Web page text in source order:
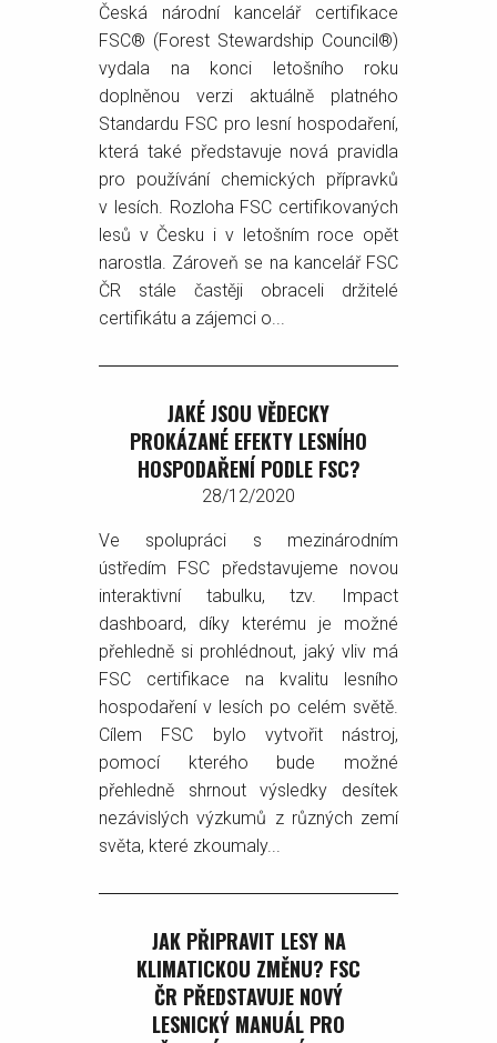
Česká národní kancelář certifikace
FSC® (Forest Stewardship Council®)
vydala na konci letošního roku
doplněnou verzi aktuálně platného
Standardu FSC pro lesní hospodaření,
která také představuje nová pravidla
pro používání chemických přípravků
v lesích. Rozloha FSC certifikovaných
lesů v Česku i v letošním roce opět
narostla. Zároveň se na kancelář FSC
ČR stále častěji obraceli držitelé
certifikátu a zájemci o...
JAKÉ JSOU VĚDECKY
PROKÁZANÉ EFEKTY LESNÍHO
HOSPODAŘENÍ PODLE FSC?
28/12/2020
Ve spolupráci s mezinárodním
ústředím FSC představujeme novou
interaktivní tabulku, tzv. Impact
dashboard, díky kterému je možné
přehledně si prohlédnout, jaký vliv má
FSC certifikace na kvalitu lesního
hospodaření v lesích po celém světě.
Cílem FSC bylo vytvořit nástroj,
pomocí kterého bude možné
přehledně shrnout výsledky desítek
nezávislých výzkumů z různých zemí
světa, které zkoumaly...
JAK PŘIPRAVIT LESY NA
KLIMATICKOU ZMĚNU? FSC
ČR PŘEDSTAVUJE NOVÝ
LESNICKÝ MANUÁL PRO